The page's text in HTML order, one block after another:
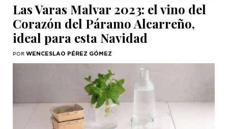
Las Varas Malvar 2023: el vino del
Corazón del Páramo Alcarreño,
ideal para esta Navidad
POR WENCESLAO PÉREZ GÓMEZ